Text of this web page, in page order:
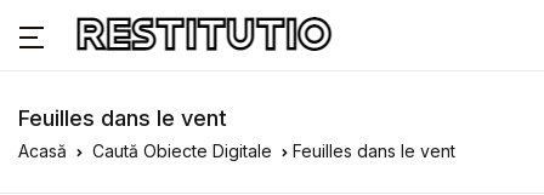
Feuilles dans le vent
Acasă Caută Obiecte Digitale Feuilles dans le vent